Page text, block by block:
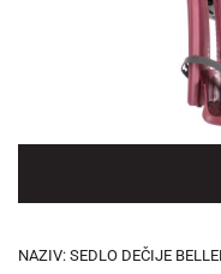
NAZIV: SEDLO DEČIJE